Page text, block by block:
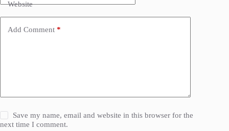
Website
Add Comment *
Save my name, email and website in this browser for the
next time I comment.